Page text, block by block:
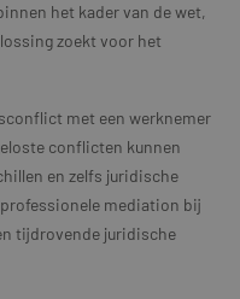
het kader van de wet,
zoekt voor het
met een werknemer
conflicten kunnen
en zelfs juridische
mediation bij
tijdrovende juridische